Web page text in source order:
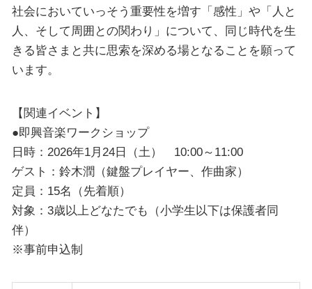
社会においていっそう重要性を増す「感性」や「人と
人、そして周囲との関わり」について、同じ時代を生
きる皆さまと共に思索を深める場となることを願って
います。
【関連イベント】
●即興音楽ワークショップ
日時：2026年1月24日（土） 10:00～11:00
ゲスト：鈴木潤（鍵盤プレイヤー、作曲家）
定員：15名（先着順）
対象：3歳以上どなたでも（小学生以下は保護者同
伴）
※事前申込制